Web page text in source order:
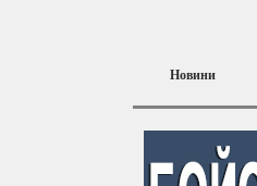
Новини